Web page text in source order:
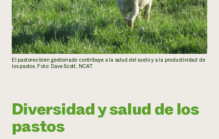
El pastoreo bien gestionado contribuye a la salud del suelo y a la productividad de
los pastos. Foto: Dave Scott, NCAT
Diversidad y salud de los
pastos